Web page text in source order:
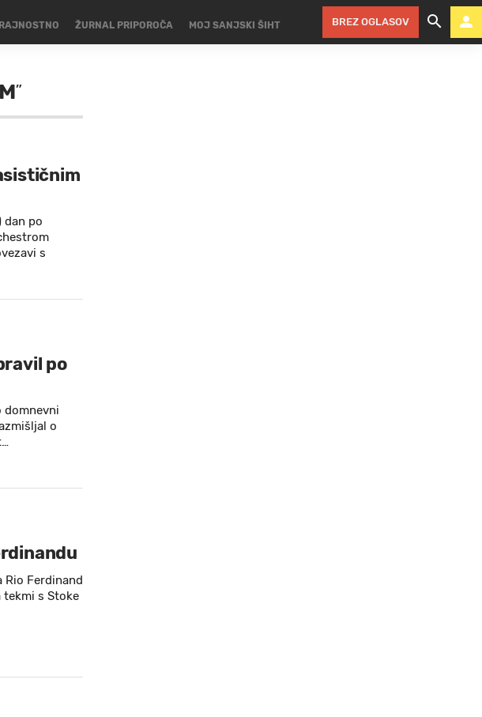
ŽURNAL PRIPOROČA MOJ SANJSKI ŠIHT BREZ OGLASOV
”
dan po
s
po
domnevni
o
Rio Ferdinand
tekmi s Stoke